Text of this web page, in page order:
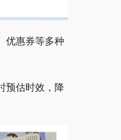
优惠券等多种
预估时效，降